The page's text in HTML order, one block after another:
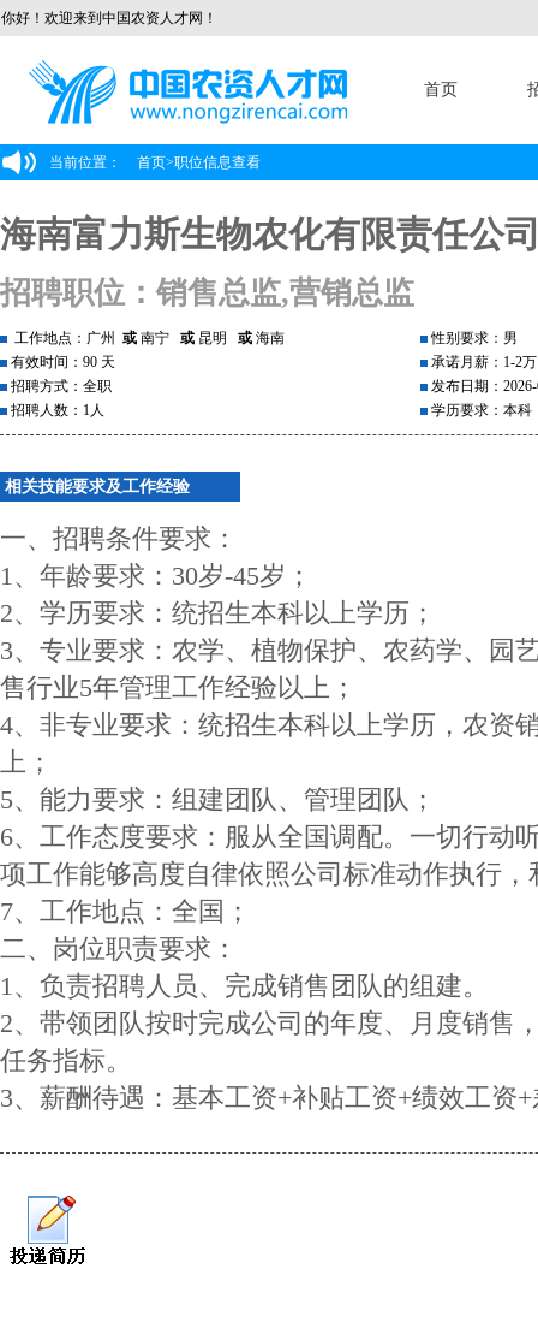
你好！欢迎来到中国农资人才网！
首页
当前位置： 首页>职位信息查看
海南富力斯生物农化有限责任公
招聘职位：销售总监,营销总监
工作地点：广州 或 南宁 或 昆明 或 海南
有效时间：90 天
招聘方式：全职
招聘人数：1人
性别要求：男
承诺月薪：1-2万
发布日期：
学历要求：本科
相关技能要求及工作经验
一、招聘条件要求：
1、年龄要求：30岁-45岁；
2、学历要求：统招生本科以上学历；
3、专业要求：农学、植物保护、农药学、园
售行业5年管理工作经验以上；
4、非专业要求：统招生本科以上学历，农资
上；
5、能力要求：组建团队、管理团队；
6、工作态度要求：服从全国调配。一切行动
项工作能够高度自律依照公司标准动作执行
7、工作地点：全国；
二、岗位职责要求：
1、负责招聘人员、完成销售团队的组建。
2、带领团队按时完成公司的年度、月度销售
任务指标。
3、薪酬待遇：基本工资+补贴工资+绩效工资